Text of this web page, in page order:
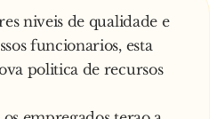
niveis de qualidade e
funcionarios, esta
politica de recursos